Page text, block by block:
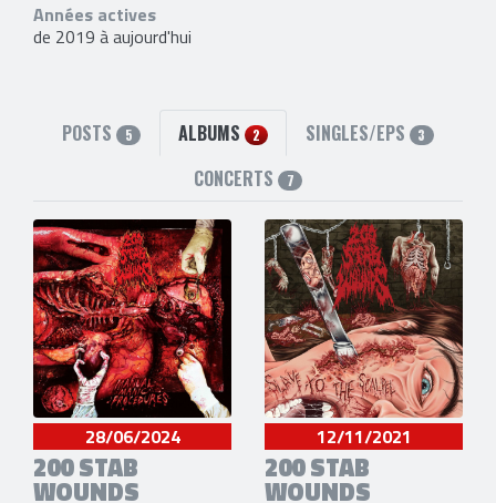
Années actives
de 2019 à aujourd'hui
POSTS 5 ALBUMS 2 SINGLES/EPS 3
CONCERTS 7
28/06/2024
200 STAB
WOUNDS
12/11/2021
200 STAB
WOUNDS